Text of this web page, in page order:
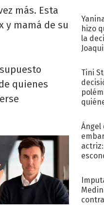
más. Esta
y mamá de su
quienes
hizo
la
Tini
Ángel